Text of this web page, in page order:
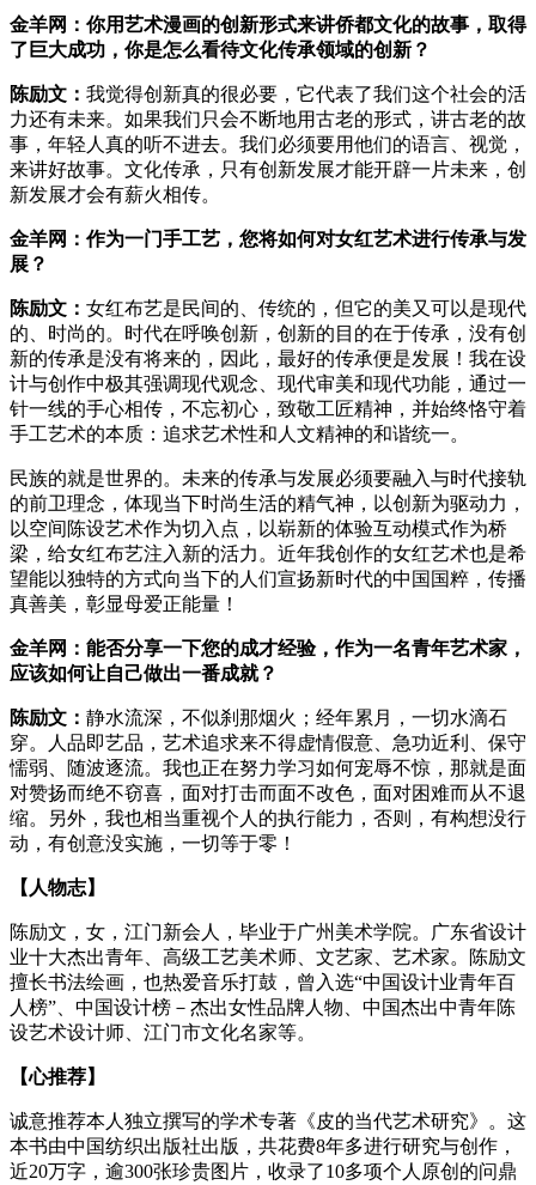
金羊网：你用艺术漫画的创新形式来讲侨都文化的故事，取得
了巨大成功，你是怎么看待文化传承领域的创新？
陈励文： 我觉得创新真的很必要，它代表了我们这个社会的活
力还有未来。如果我们只会不断地用古老的形式，讲古老的故
事，年轻人真的听不进去。我们必须要用他们的语言、视觉，
来讲好故事。文化传承，只有创新发展才能开辟一片未来，创
新发展才会有薪火相传。
金羊网：作为一门手工艺，您将如何对女红艺术进行传承与发
展？
陈励文： 女红布艺是民间的、传统的，但它的美又可以是现代
的、时尚的。时代在呼唤创新，创新的目的在于传承，没有创
新的传承是没有将来的，因此，最好的传承便是发展！我在设
计与创作中极其强调现代观念、现代审美和现代功能，通过一
针一线的手心相传，不忘初心，致敬工匠精神，并始终恪守着
手工艺术的本质：追求艺术性和人文精神的和谐统一。
民族的就是世界的。未来的传承与发展必须要融入与时代接轨
的前卫理念，体现当下时尚生活的精气神，以创新为驱动力，
以空间陈设艺术作为切入点，以崭新的体验互动模式作为桥
梁，给女红布艺注入新的活力。近年我创作的女红艺术也是希
望能以独特的方式向当下的人们宣扬新时代的中国国粹，传播
真善美，彰显母爱正能量！
金羊网：能否分享一下您的成才经验，作为一名青年艺术家，
应该如何让自己做出一番成就？
陈励文： 静水流深，不似刹那烟火；经年累月，一切水滴石
穿。人品即艺品，艺术追求来不得虚情假意、急功近利、保守
懦弱、随波逐流。我也正在努力学习如何宠辱不惊，那就是面
对赞扬而绝不窃喜，面对打击而面不改色，面对困难而从不退
缩。另外，我也相当重视个人的执行能力，否则，有构想没行
动，有创意没实施，一切等于零！
【人物志】
陈励文，女，江门新会人，毕业于广州美术学院。广东省设计
业十大杰出青年、高级工艺美术师、文艺家、艺术家。陈励文
擅长书法绘画，也热爱音乐打鼓，曾入选“中国设计业青年百
人榜”、中国设计榜－杰出女性品牌人物、中国杰出中青年陈
设艺术设计师、江门市文化名家等。
【心推荐】
诚意推荐本人独立撰写的学术专著《皮的当代艺术研究》。这
本书由中国纺织出版社出版，共花费8年多进行研究与创作，
近20万字，逾300张珍贵图片，收录了10多项个人原创的问鼎